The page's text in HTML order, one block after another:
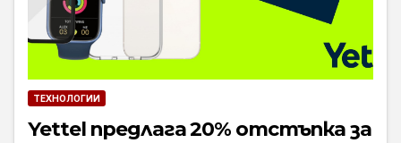
ТЕХНОЛОГИИ
Yettel предлага 20% отстъпка за